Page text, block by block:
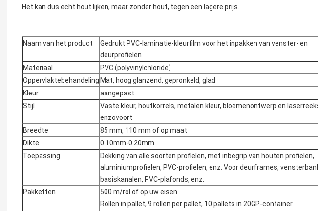
Het kan dus echt hout lijken, maar zonder hout, tegen een lagere prijs.
Naam van het product
Gedrukt PVC-laminatie-kleurfilm voor het inpakken van venster- en
deurprofielen
Materiaal
PVC (polyvinylchloride)
Oppervlaktebehandeling Mat, hoog glanzend, gepronkeld, glad
Kleur
aangepast
Stijl
Vaste kleur, houtkorrels, metalen kleur, bloemenontwerp en
enzovoort
Breedte
85 mm, 110 mm of op maat
Dikte
0.10mm-0.20mm
Toepassing
Dekking van alle soorten profielen, met inbegrip van houten profielen,
aluminiumprofielen, PVC-profielen, enz. Voor deurframes,
basiskanalen, PVC-plafonds, enz.
Pakketten
500 m/rol of op uw eisen
Rollen in pallet, 9 rollen per pallet, 10 pallets in 20GP-container